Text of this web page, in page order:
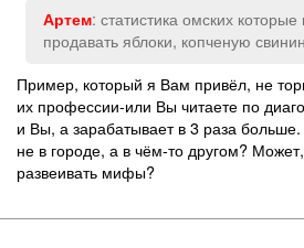
Артем: статистика омских
продавать яблоки, копченую
Пример, который я Вам привёл, не
их профессии-или Вы читаете по
и Вы, а зарабатывает в 3 раза
не в городе, а в чём-то другом?
развеивать мифы?